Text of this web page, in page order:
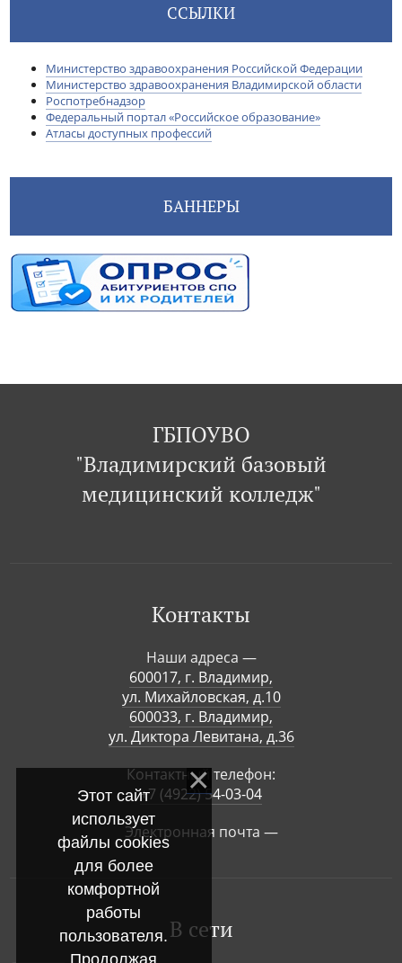
ССЫЛКИ
Министерство здравоохранения Российской Федерации
Министерство здравоохранения Владимирской области
Роспотребнадзор
Федеральный портал «Российское образование»
Атласы доступных профессий
БАННЕРЫ
ГБПОУВО
"Владимирский базовый
медицинский колледж"
Контакты
Наши адреса —
600017, г. Владимир,
ул. Михайловская, д.10
600033, г. Владимир,
ул. Диктора Левитана, д.36
Контактный телефон:
+7 (4922) 54-03-04
Электронная почта —
В сети
Этот сайт
использует
файлы cookies
для более
комфортной
работы
пользователя.
Продолжая